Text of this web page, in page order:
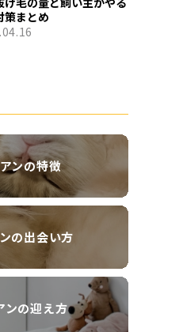
策まとめ
ンの特徴
の出会い方
ンの迎え方